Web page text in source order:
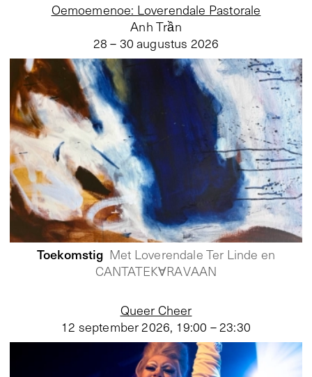
Oemoemenoe: Loverendale Pastorale
Anh Trần
28 – 30 augustus 2026
Toekomstig Met Loverendale Ter Linde en
CANTATEKⱯRAVAAN
Queer Cheer
12 september 2026, 19:00 – 23:30